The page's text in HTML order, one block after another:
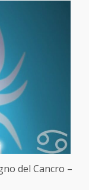
del Cancro –